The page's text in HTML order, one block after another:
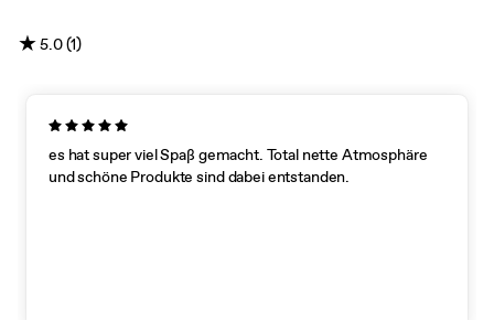
★5.0 (1)
es hat super viel Spaß gemacht. Total nette Atmosphäre
und schöne Produkte sind dabei entstanden.